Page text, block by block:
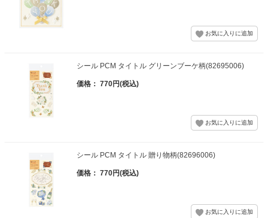
シール PCM タイトル グリーンブーケ柄(82695006)
価格： 770円(税込)
シール PCM タイトル 贈り物柄(82696006)
価格： 770円(税込)